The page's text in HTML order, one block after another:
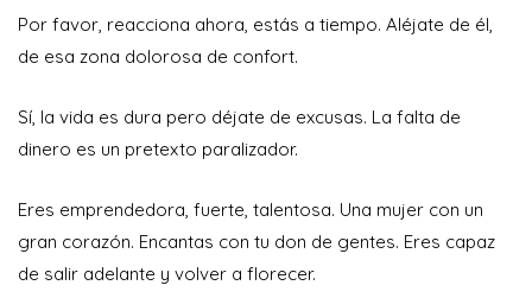
Por favor, reacciona ahora, estás a tiempo. Aléjate de él,
de esa zona dolorosa de confort.
Sí, la vida es dura pero déjate de excusas. La falta de
dinero es un pretexto paralizador.
Eres emprendedora, fuerte, talentosa. Una mujer con un
gran corazón. Encantas con tu don de gentes. Eres capaz
de salir adelante y volver a florecer.